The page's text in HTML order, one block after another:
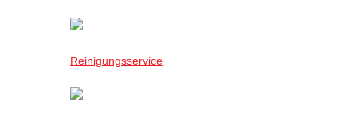
Reinigungsservice